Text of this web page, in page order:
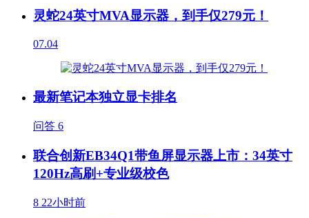
灵蛇24英寸MVA显示器，到手仅279元！
07.04
最新笔记本独立显卡排名
问答 6
联合创新EB34Q1带鱼屏显示器上市：34英寸
120Hz高刷+专业级校色
8 22小时前